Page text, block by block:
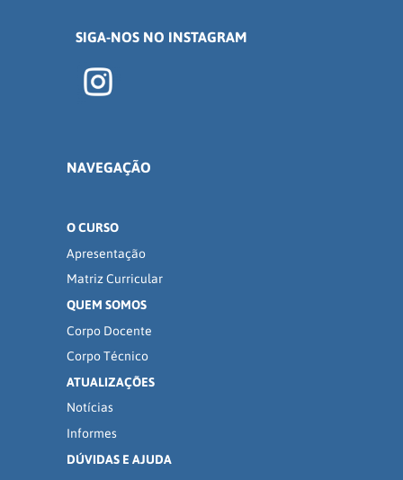
SIGA-NOS NO INSTAGRAM
NAVEGAÇÃO
O CURSO
Apresentação
Matriz Curricular
QUEM SOMOS
Corpo Docente
Corpo Técnico
ATUALIZAÇÕES
Notícias
Informes
DÚVIDAS E AJUDA